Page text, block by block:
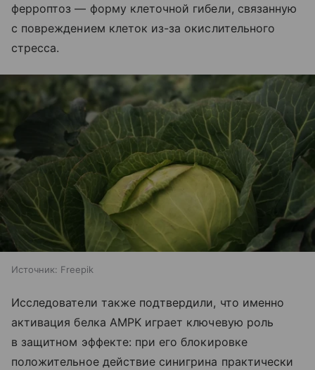
ферроптоз — форму клеточной гибели, связанную
с повреждением клеток из-за окислительного
стресса.
Источник: Freepik
Исследователи также подтвердили, что именно
активация белка AMPK играет ключевую роль
в защитном эффекте: при его блокировке
положительное действие синигрина практически